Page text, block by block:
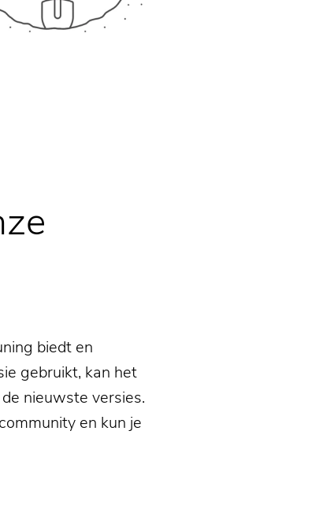
biedt en
gebruikt, kan het
nieuwste versies.
en kun je